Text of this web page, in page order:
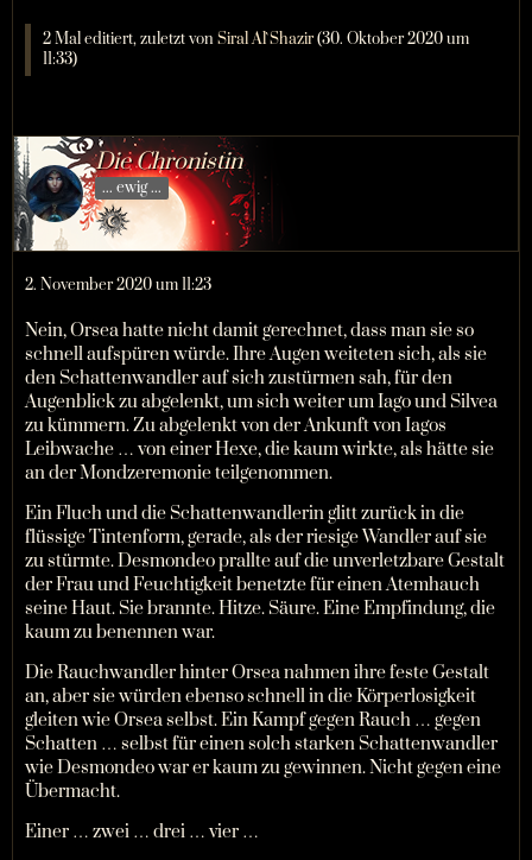
2 Mal editiert, zuletzt vonSiral Al`Shazir(30. Oktober 2020 um
11:33)
Die Chronistin
... ewig ...
2. November 2020 um 11:23
Nein, Orsea hatte nicht damit gerechnet, dass man sie so
schnell aufspüren würde. Ihre Augen weiteten sich, als sie
den Schattenwandler auf sich zustürmen sah, für den
Augenblick zu abgelenkt, um sich weiter um Iago und Silvea
zu kümmern. Zu abgelenkt von der Ankunft von Iagos
Leibwache … von einer Hexe, die kaum wirkte, als hätte sie
an der Mondzeremonie teilgenommen.
Ein Fluch und die Schattenwandlerin glitt zurück in die
flüssige Tintenform, gerade, als der riesige Wandler auf sie
zu stürmte. Desmondeo prallte auf die unverletzbare Gestalt
der Frau und Feuchtigkeit benetzte für einen Atemhauch
seine Haut. Sie brannte. Hitze. Säure. Eine Empfindung, die
kaum zu benennen war.
Die Rauchwandler hinter Orsea nahmen ihre feste Gestalt
an, aber sie würden ebenso schnell in die Körperlosigkeit
gleiten wie Orsea selbst. Ein Kampf gegen Rauch … gegen
Schatten … selbst für einen solch starken Schattenwandler
wie Desmondeo war er kaum zu gewinnen. Nicht gegen eine
Übermacht.
Einer … zwei … drei … vier …